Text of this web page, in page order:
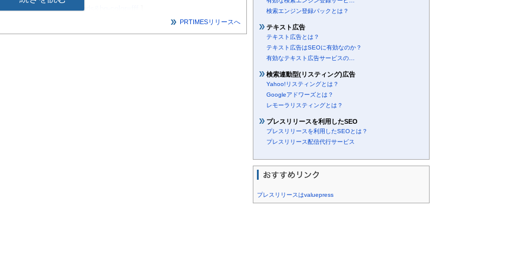
color=fff
PRTIMESリリースへ
検索エンジン登録パックとは？
テキスト広告
テキスト広告とは？
テキスト広告はSEOに有効なのか？
有効なテキスト広告サービスの…
検索連動型(リスティング)広告
Yahoo!リスティングとは？
Googleアドワーズとは？
レモーラリスティングとは？
プレスリリースを利用したSEO
プレスリリースを利用したSEOとは？
プレスリリース配信代行サービス
プレスリリースはvaluepress